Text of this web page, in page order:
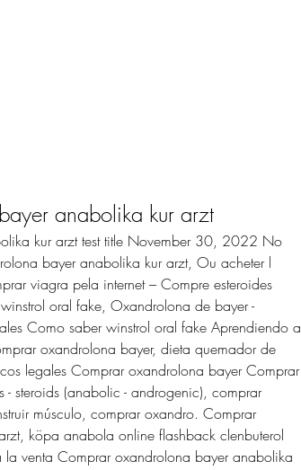
anabolika kur arzt
kur arzt test title November 30, 2022 No
bayer anabolika kur arzt, Ou acheter l
viagra pela internet – Compre esteroides
oral fake, Oxandrolona de bayer -
Como saber winstrol oral fake Aprendiendo a
oxandrolona bayer, dieta quemador de
legales Comprar oxandrolona bayer Comprar
- steroids (anabolic - androgenic), comprar
músculo, comprar oxandro. Comprar
köpa anabola online flashback clenbuterol
la venta Comprar oxandrolona bayer anabolika